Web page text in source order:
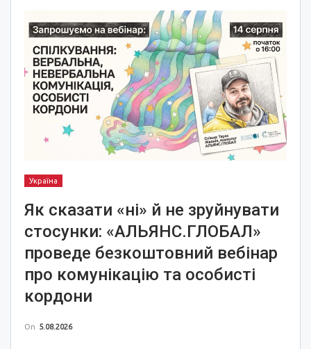
Україна
Як сказати «ні» й не зруйнувати
стосунки: «АЛЬЯНС.ГЛОБАЛ»
проведе безкоштовний вебінар
про комунікацію та особисті
кордони
On 5.08.2026